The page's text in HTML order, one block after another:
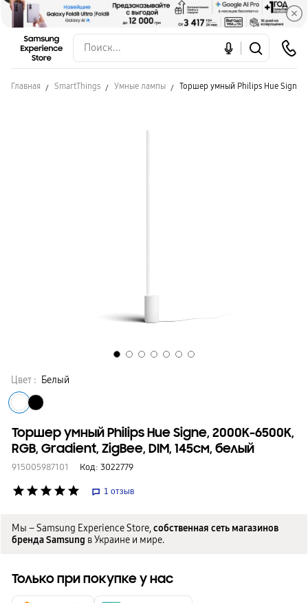
Главная SmartThings Умные лампы Торшер умный Philips Hue Signe,
Цвет : Белый
Торшер умный Philips Hue Signe, 2000K-6500K,
RGB, Gradient, ZigBee, DIM, 145см, белый
915005987101 Код: 3022779
star star star star star 1 отзыв
Мы – Samsung Experience Store,собственная сеть магазинов
бренда Samsung в Украине и мире.
Только при покупке у нас